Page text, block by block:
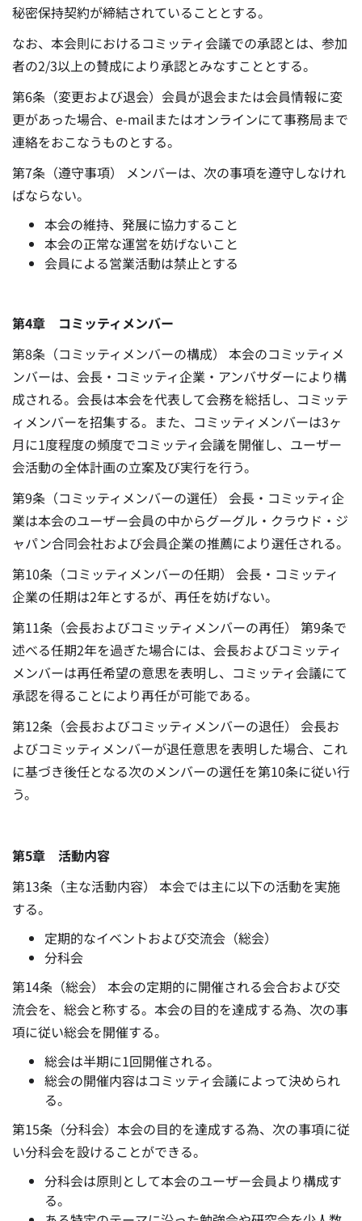
秘密保持契約が締結されていることとする。
なお、本会則におけるコミッティ会議での承認とは、参加
者の2/3以上の賛成により承認とみなすこととする。
第6条（変更および退会）会員が退会または会員情報に変
更があった場合、e-mailまたはオンラインにて事務局まで
連絡をおこなうものとする。
第7条（遵守事項） メンバーは、次の事項を遵守しなけれ
ばならない。
本会の維持、発展に協力すること
本会の正常な運営を妨げないこと
会員による営業活動は禁止とする
第4章 コミッティメンバー
第8条（コミッティメンバーの構成） 本会のコミッティメ
ンバーは、会長・コミッティ企業・アンバサダーにより構
成される。会長は本会を代表して会務を総括し、コミッテ
ィメンバーを招集する。また、コミッティメンバーは3ヶ
月に1度程度の頻度でコミッティ会議を開催し、ユーザー
会活動の全体計画の立案及び実行を行う。
第9条（コミッティメンバーの選任） 会長・コミッティ企
業は本会のユーザー会員の中からグーグル・クラウド・ジ
ャパン合同会社および会員企業の推薦により選任される。
第10条（コミッティメンバーの任期） 会長・コミッティ
企業の任期は2年とするが、再任を妨げない。
第11条（会長およびコミッティメンバーの再任） 第9条で
述べる任期2年を過ぎた場合には、会長およびコミッティ
メンバーは再任希望の意思を表明し、コミッティ会議にて
承認を得ることにより再任が可能である。
第12条（会長およびコミッティメンバーの退任） 会長お
よびコミッティメンバーが退任意思を表明した場合、これ
に基づき後任となる次のメンバーの選任を第10条に従い行
う。
第5章 活動内容
第13条（主な活動内容） 本会では主に以下の活動を実施
する。
定期的なイベントおよび交流会（総会）
分科会
第14条（総会） 本会の定期的に開催される会合および交
流会を、総会と称する。本会の目的を達成する為、次の事
項に従い総会を開催する。
総会は半期に1回開催される。
総会の開催内容はコミッティ会議によって決められ
る。
第15条（分科会）本会の目的を達成する為、次の事項に従
い分科会を設けることができる。
分科会は原則として本会のユーザー会員より構成す
る。